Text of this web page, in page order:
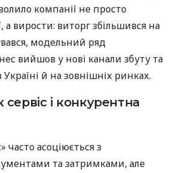
компанії не просто
а вирости: виторг збільшився на
модельний ряд
вийшов у нові канали збуту та
й на зовнішніх ринках.
і конкурентна
часто асоціюється з
та затримками, але